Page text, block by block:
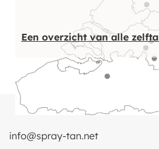
Een overzicht van alle
info@spray-tan.net